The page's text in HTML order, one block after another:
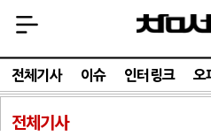
전체기사 이슈 인터링크 오
전체기사